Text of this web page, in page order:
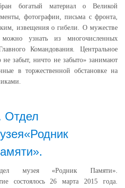
богатый материал о Великой
фотографии, письма с фронта,
извещения о гибели. О мужестве
узнать из многочисленных
Командования. Центральное
забыт, ничто не забыто» занимают
в торжественной обстановке на
Отдел
музея «Родник Памяти».
состоялось 26 марта 2015 года.